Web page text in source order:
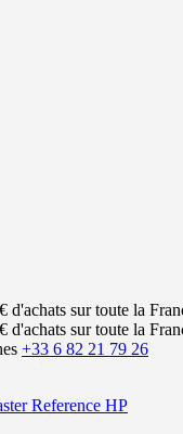
sur toute la
sur toute la
+33 6 82 21 79 26
Reference HP